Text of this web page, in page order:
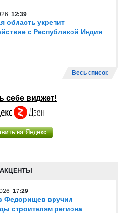
12:39
область укрепит
с Республикой Индия
Весь список
себе виджет!
АКЦЕНТЫ
17:29
Федорищев вручил
строителям региона